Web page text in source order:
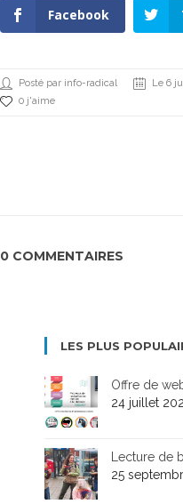
Facebook
Posté par info-radical Le 6
0 j'aime
0 COMMENTAIRES
LES PLUS
Offre de
24 juillet
Lecture de
25